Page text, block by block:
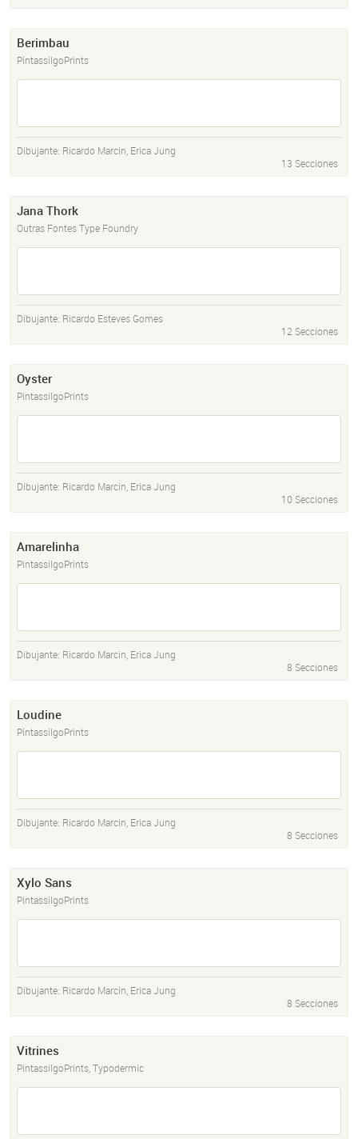
Berimbau
PintassilgoPrints
Dibujante: Ricardo Marcin, Erica Jung
13 Secciones
Jana Thork
Outras Fontes Type Foundry
Dibujante: Ricardo Esteves Gomes
12 Secciones
Oyster
PintassilgoPrints
Dibujante: Ricardo Marcin, Erica Jung
10 Secciones
Amarelinha
PintassilgoPrints
Dibujante: Ricardo Marcin, Erica Jung
8 Secciones
Loudine
PintassilgoPrints
Dibujante: Ricardo Marcin, Erica Jung
8 Secciones
Xylo Sans
PintassilgoPrints
Dibujante: Ricardo Marcin, Erica Jung
8 Secciones
Vitrines
PintassilgoPrints, Typodermic